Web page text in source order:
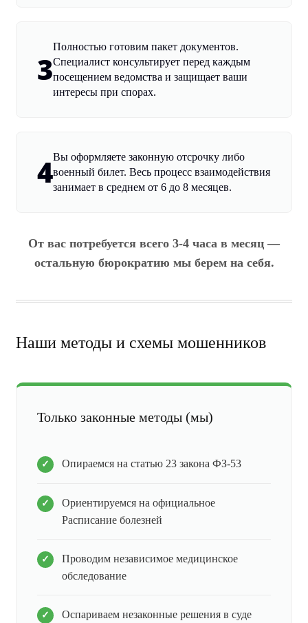
3
Полностью готовим пакет документов.
Специалист консультирует перед каждым
посещением ведомства и защищает ваши
интересы при спорах.
4Вы оформляете законную отсрочку либо
военный билет. Весь процесс взаимодействия
занимает в среднем от 6 до 8 месяцев.
От вас потребуется всего 3-4 часа в месяц —
остальную бюрократию мы берем на себя.
Наши методы и схемы мошенников
Только законные методы (мы)
Опираемся на статью 23 закона ФЗ-53
Ориентируемся на официальное
Расписание болезней
Проводим независимое медицинское
обследование
Оспариваем незаконные решения в суде